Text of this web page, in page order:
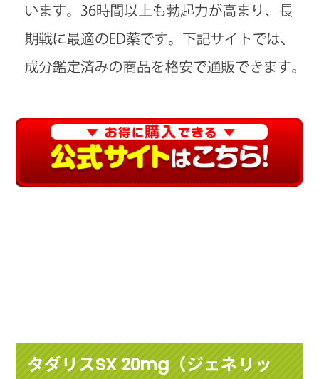
タダリスSX 20mg（ジェネリッ